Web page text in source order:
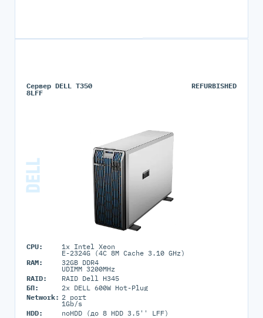
Сервер DELL T350
8LFF
REFURBISHED
CPU: 1x Intel Xeon
E-2324G (4C 8M Cache 3.10 GHz)
RAM:
32GB DDR4
UDIMM 3200MHz
RAID:
RAID Dell H345
БП:
2x DELL 600W Hot-Plug
Network: 2 port
1Gb/s
HDD:
noHDD (до 8 HDD 3.5'' LFF)